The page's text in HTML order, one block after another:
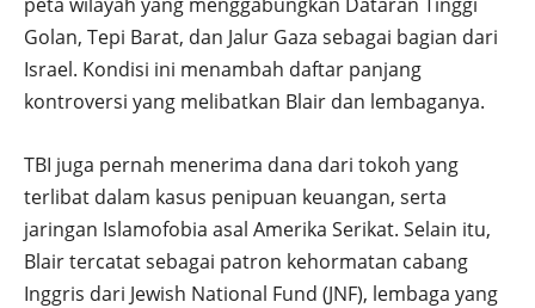
Golan, Tepi Barat, dan Jalur Gaza sebagai bagian dari
Israel. Kondisi ini menambah daftar panjang
kontroversi yang melibatkan Blair dan lembaganya.
TBI juga pernah menerima dana dari tokoh yang
terlibat dalam kasus penipuan keuangan, serta
jaringan Islamofobia asal Amerika Serikat. Selain itu,
Blair tercatat sebagai patron kehormatan cabang
Inggris dari Jewish National Fund (JNF), lembaga yang